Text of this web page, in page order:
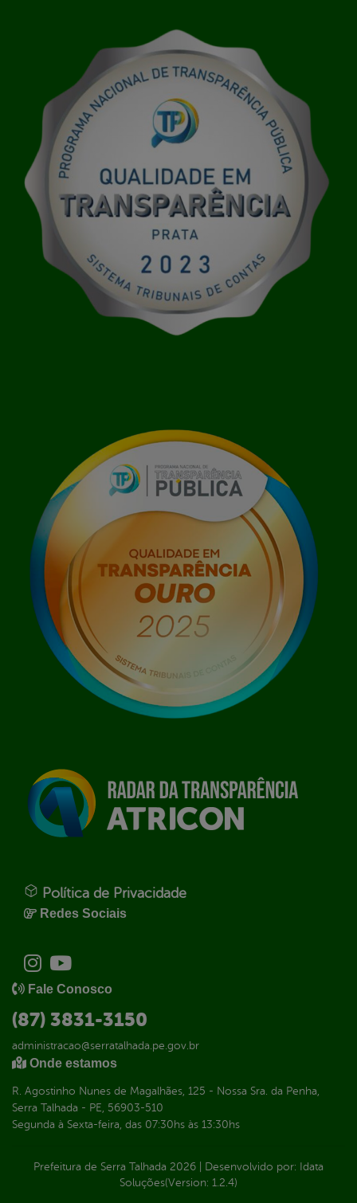
Política de Privacidade
Redes Sociais
Fale Conosco
(87) 3831-3150
administracao@serratalhada.pe.gov.br
Onde estamos
R. Agostinho Nunes de Magalhães, 125 - Nossa Sra. da Penha,
Serra Talhada - PE, 56903-510
Segunda à Sexta-feira, das 07:30hs às 13:30hs
Prefeitura de Serra Talhada 2026 Desenvolvido por: Idata
Soluções(Version: 1.2.4)